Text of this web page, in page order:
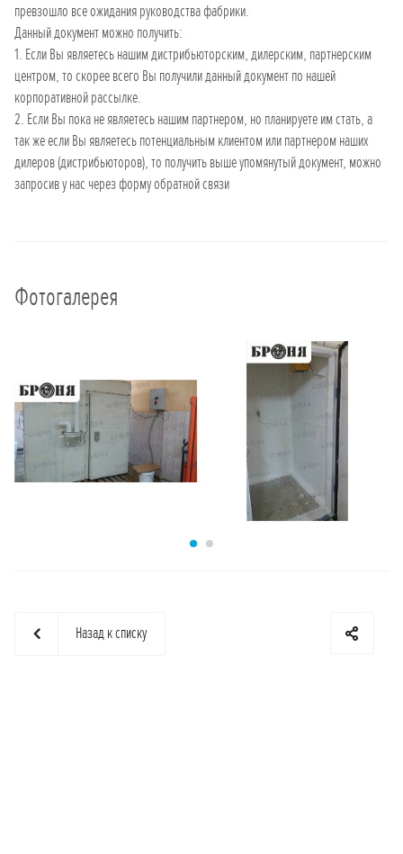
превзошло все ожидания руководства фабрики.
Данный документ можно получить:
1. Если Вы являетесь нашим дистрибьюторским, дилерским, партнерским
центром, то скорее всего Вы получили данный документ по нашей
корпоративной рассылке.
2. Если Вы пока не являетесь нашим партнером, но планируете им стать, а
так же если Вы являетесь потенциальным клиентом или партнером наших
дилеров (дистрибьюторов), то получить выше упомянутый документ, можно
запросив у нас через форму обратной связи
Фотогалерея
Назад к списку